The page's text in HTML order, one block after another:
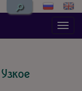
🔎